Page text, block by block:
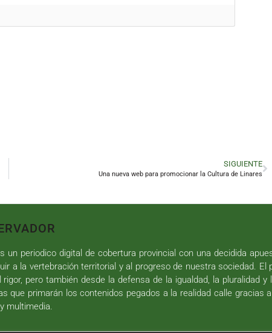
SIGUIENTE
Una nueva web para promocionar la Cultura de Linares
un periodico digital de cobertura provincial con una decidida
a la vertebración territorial y al progreso de nuestra sociedad. El
rigor, pero también desde la defensa de la igualdad, la pluralidad
que primarán los contenidos pegados a la realidad calle gracias
multimedia.